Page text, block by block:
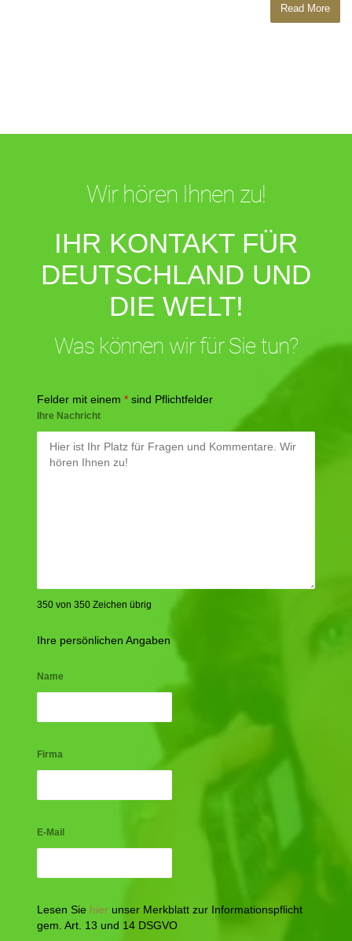
Read More
Wir hören Ihnen zu!
IHR KONTAKT FÜR
DEUTSCHLAND UND
DIE WELT!
Was können wir für Sie tun?
Felder mit einem * sind Pflichtfelder
Ihre Nachricht
350 von 350 Zeichen übrig
Ihre persönlichen Angaben
Name
Firma
E-Mail
Lesen Sie hier unser Merkblatt zur Informationspflicht
gem. Art. 13 und 14 DSGVO